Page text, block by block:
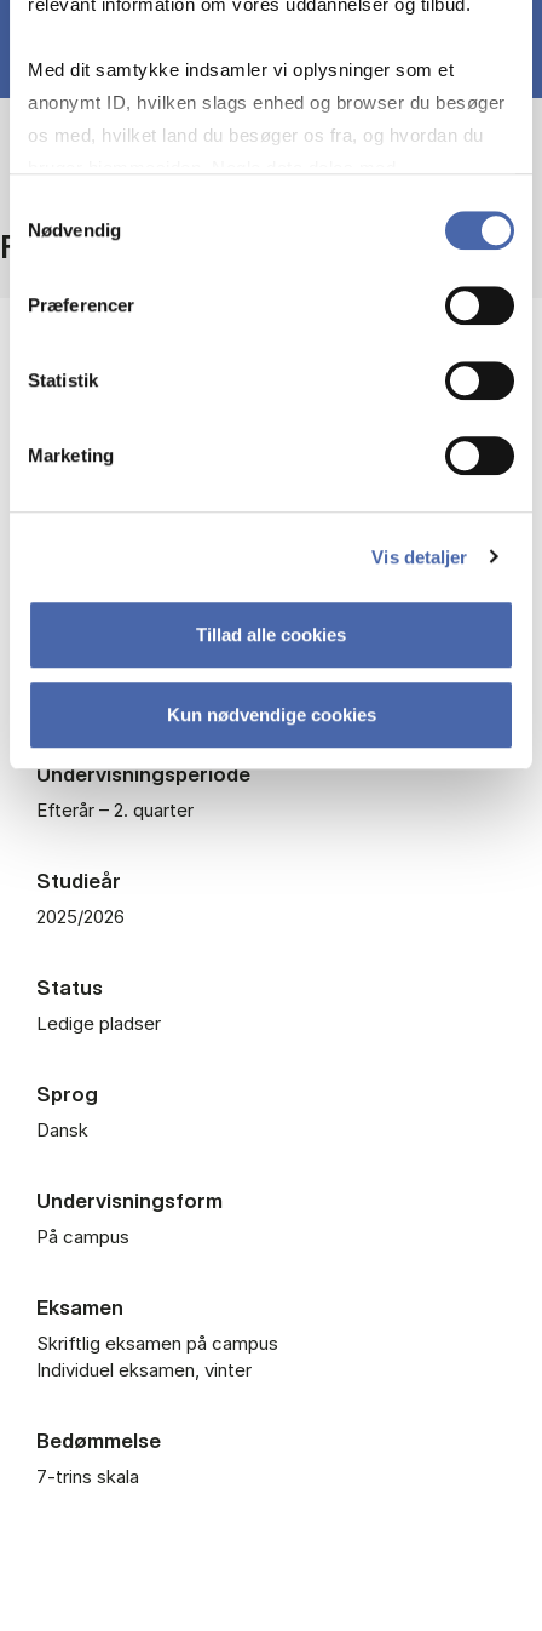
Med dit samtykke indsamler vi oplysninger som et
anonymt ID, hvilken slags enhed og browser du besøger
os med, hvilket land du besøger os fra, og hvordan du
markedsføring. Du bestemmer selv - og kan altid trække
Nødvendig
Præferencer
Statistik
Marketing
Vis detaljer
Tillad alle cookies
Kun nødvendige cookies
Fakta
Bachelor
Type
Fagkode
Undervisningsperiode
Efterår – 2. quarter
Studieår
2025/2026
Status
Ledige pladser
Sprog
Dansk
Undervisningsform
På campus
Eksamen
Skriftlig eksamen på campus
Individuel eksamen, vinter
Bedømmelse
7-trins skala